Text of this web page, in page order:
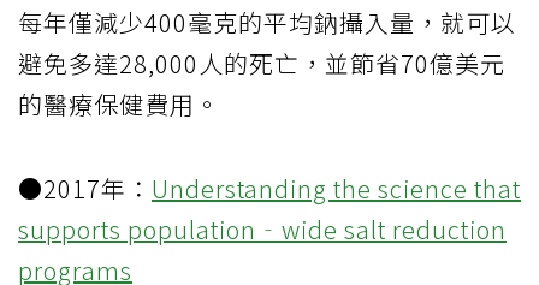
每年僅減少400毫克的平均鈉攝入量，就可以
避免多達28,000人的死亡，並節省70億美元
的醫療保健費用。
●2017年： Understanding the science that
supports population‐wide salt reduction
programs